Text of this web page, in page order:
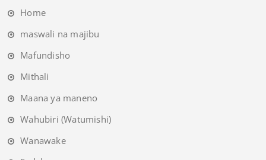
Home
maswali na majibu
Mafundisho
Mithali
Maana ya maneno
Wahubiri (Watumishi)
Wanawake